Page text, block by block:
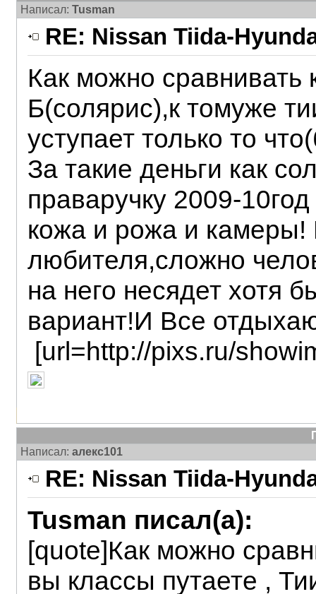
Написал: Tusman
RE: Nissan Tiida-
Как можно сравнивать
Б(солярис),к томуже
уступает только то
За такие деньги как
праваручку 2009-
кожа и рожа и камеры!
любителя,сложно
на него несядет хотя
вариант!И Все
[url=http://pixs.ru/
Написал: алекс101
RE: Nissan Tiida-
Tusman писал(а):
[quote]Как можно
вы классы путаете ,